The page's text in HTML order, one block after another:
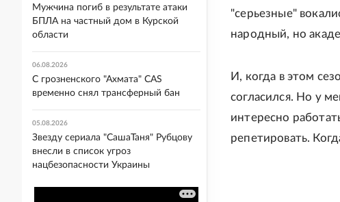
"серьезные"
народный, но
И, когда в этом
согласился. Но у
интересно
репетировать.
Мужчина погиб в результате атаки
БПЛА на частный дом в Курской
области
06.08.2026
С грозненского "Ахмата" CAS
временно снял трансферный бан
05.08.2026
Звезду сериала "СашаТаня" Рубцову
внесли в список угроз
нацбезопасности Украины